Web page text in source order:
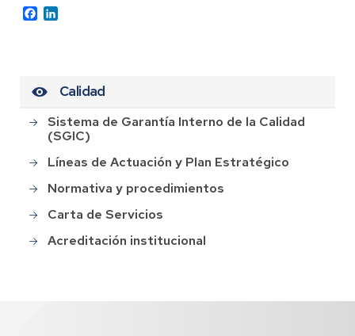
Facebook
Calidad
Sistema de Garantía Interno de la Calidad
(SGIC)
Líneas de Actuación y Plan Estratégico
Normativa y procedimientos
Carta de Servicios
Acreditación institucional